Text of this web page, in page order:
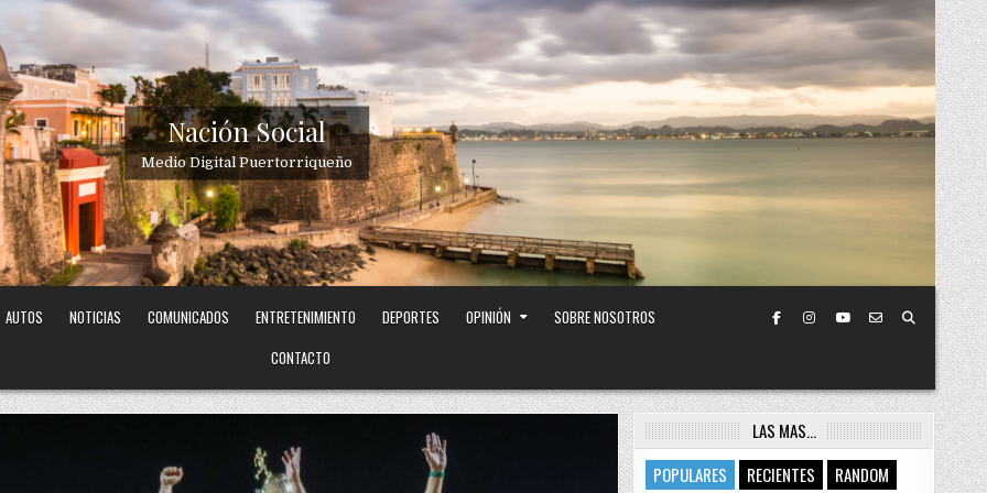
Nación Social
Medio Digital Puertorriqueño
AUTOS NOTICIAS COMUNICADOS ENTRETENIMIENTO DEPORTES OPINIÓN
SOBRE NOSOTROS
CONTACTO
LAS MAS…
POPULARES
RECIENTES RANDOM